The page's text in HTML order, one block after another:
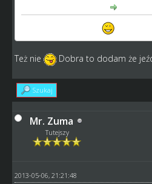
Też nie Dobra to dodam że
Szukaj
Mr. Zuma
Tutejszy
2013-05-06, 21:21:48